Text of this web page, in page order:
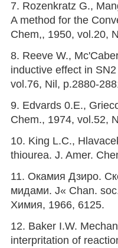
7. Rozenkratz G.,
A method for the
Chem,, 1950, vol.20,
8. Reeve W.,
inductive effect in
vol.76, Nil, p.2880-
9. Edvards 0.E.,
Chem., 1974, vol.52,
10. King L.C.,
thiourea. J. Amer.
11. Окамия Дзиро.
мидами. J« Chan.
Химия, 1966, 6125.
12. Baker I.W.
interpritation of